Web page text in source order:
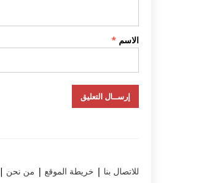
الاسم *
للاتصال بنا | خريطة الموقع | من نحن |